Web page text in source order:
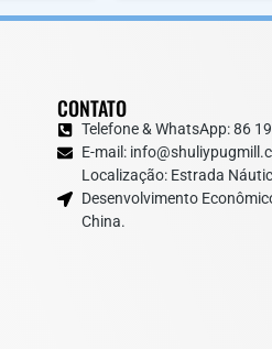
CONTATO
Telefone & WhatsApp: 86
E-mail:
Localização: Estrada
Desenvolvimento
China.